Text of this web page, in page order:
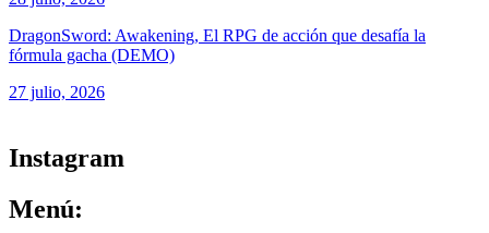
DragonSword: Awakening, El RPG de acción que desafía la
fórmula gacha (DEMO)
27 julio, 2026
Instagram
Menú: